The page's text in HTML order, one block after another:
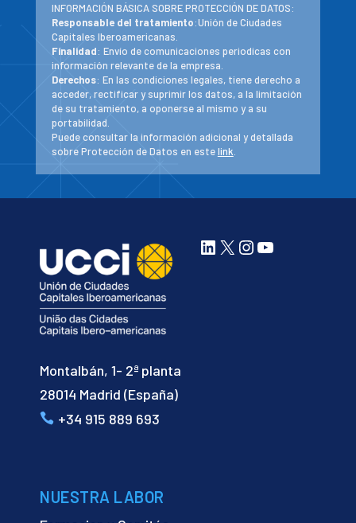
INFORMACIÓN BÁSICA SOBRE PROTECCIÓN DE DATOS:
Responsable del tratamiento:Unión de Ciudades
Capitales Iberoamericanas.
Finalidad: Envío de comunicaciones periodicas con
información relevante de la empresa.
Derechos: En las condiciones legales, tiene derecho a
acceder, rectificar y suprimir los datos, a la limitación
de su tratamiento, a oponerse al mismo y a su
portabilidad.
Puede consultar la información adicional y detallada
sobre Protección de Datos en estelink
Montalbán, 1- 2ª planta
28014 Madrid (España)
+34 915 889 693
LinkedIn
X Instagram
YouTube
NUESTRA LABOR